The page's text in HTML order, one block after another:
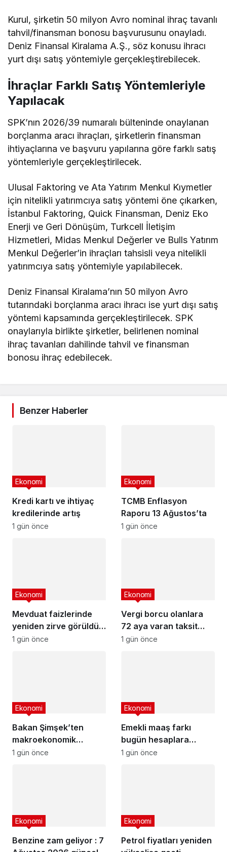
Kurul, şirketin 50 milyon Avro nominal ihraç tavanlı
tahvil/finansman bonosu başvurusunu onayladı.
Deniz Finansal Kiralama A.Ş., söz konusu ihracı
yurt dışı satış yöntemiyle gerçekleştirebilecek.
İhraçlar Farklı Satış Yöntemleriyle
Yapılacak
SPK’nın 2026/39 numaralı bülteninde onaylanan
borçlanma aracı ihraçları, şirketlerin finansman
ihtiyaçlarına ve başvuru yapılarına göre farklı satış
yöntemleriyle gerçekleştirilecek.
Ulusal Faktoring ve Ata Yatırım Menkul Kıymetler
için nitelikli yatırımcıya satış yöntemi öne çıkarken,
İstanbul Faktoring, Quick Finansman, Deniz Eko
Enerji ve Geri Dönüşüm, Turkcell İletişim
Hizmetleri, Midas Menkul Değerler ve Bulls Yatırım
Menkul Değerler’in ihraçları tahsisli veya nitelikli
yatırımcıya satış yöntemiyle yapılabilecek.
Deniz Finansal Kiralama’nın 50 milyon Avro
tutarındaki borçlanma aracı ihracı ise yurt dışı satış
yöntemi kapsamında gerçekleştirilecek. SPK
onaylarıyla birlikte şirketler, belirlenen nominal
ihraç tavanları dahilinde tahvil ve finansman
bonosu ihraç edebilecek.
Benzer Haberler
Kredi kartı ve ihtiyaç
kredilerinde artış
Ekonomi
1 gün önce
TCMB Enflasyon
Raporu 13 Ağustos’ta
Ekonomi
1 gün önce
Mevduat faizlerinde
yeniden zirve görüldü :
3 milyon liranın aylık
Ekonomi
1 gün önce
Vergi borcu olanlara
72 aya varan taksit
fırsatı
Ekonomi
1 gün önce
Bakan Şimşek’ten
makroekonomik
istikrar açıklaması
Ekonomi
1 gün önce
Emekli maaş farkı
bugün hesaplara
yatıyor
Ekonomi
1 gün önce
Benzine zam geliyor : 7
Ekonomi
Petrol fiyatları yeniden
Ekonomi